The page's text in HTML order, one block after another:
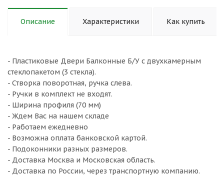
Описание Характеристики Как купить
- Пластиковые Двери Балконные Б/У с двухкамерным
стеклопакетом (3 стекла).
- Створка поворотная, ручка слева.
- Ручки в комплект не входят.
- Ширина профиля (70 мм)
- Ждем Вас на нашем складе
- Работаем ежедневно
- Возможна оплата банковской картой.
- Подоконники разных размеров.
- Доставка Москва и Московская область.
- Доставка по России, через транспортную компанию.